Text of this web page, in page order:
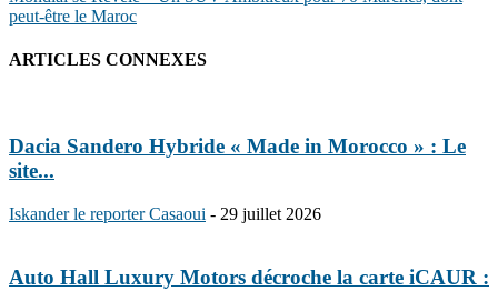
peut-être le Maroc
ARTICLES CONNEXES
Dacia Sandero Hybride « Made in Morocco » : Le
site...
Iskander le reporter Casaoui - 29 juillet 2026
Auto Hall Luxury Motors décroche la carte iCAUR :